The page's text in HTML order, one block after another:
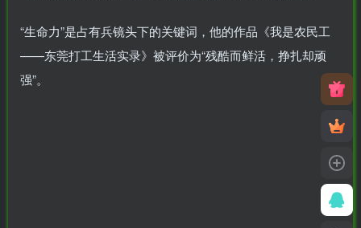
“生命力”是占有兵镜头下的关键词，他的作品《我是农民工
——东莞打工生活实录》被评价为“残酷而鲜活，挣扎却顽
强”。